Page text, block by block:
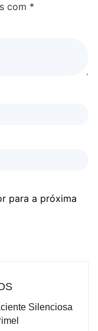
com *
para a próxima
Silenciosa